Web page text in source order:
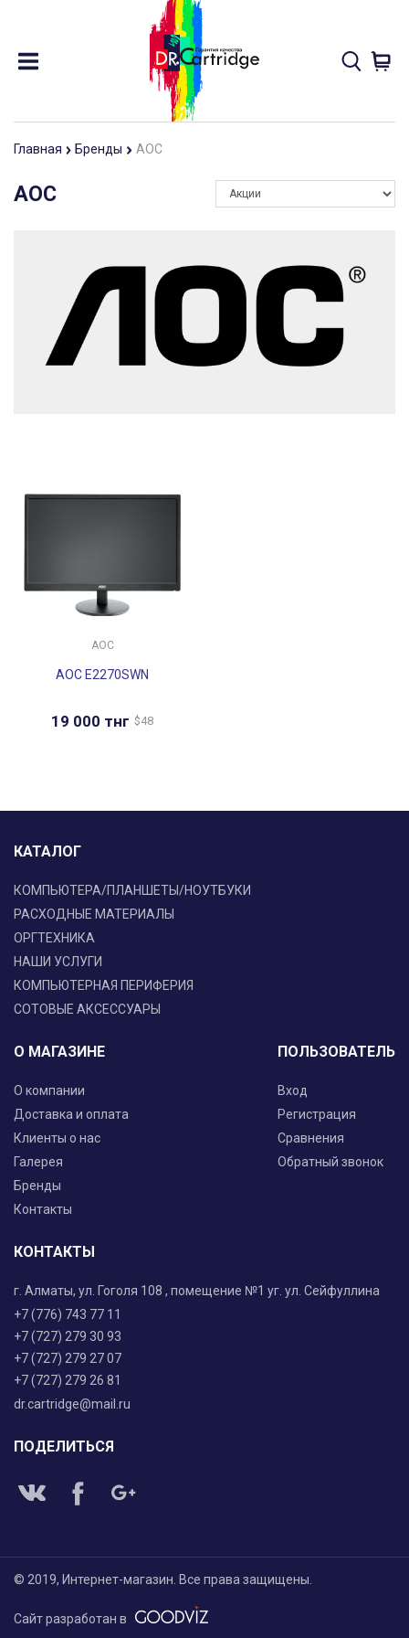
Главная Бренды AOC
AOC
AOC
AOC E2270SWN
19 000 тнг $48
КАТАЛОГ
КОМПЬЮТЕРА/ПЛАНШЕТЫ/НОУТБУКИ
РАСХОДНЫЕ МАТЕРИАЛЫ
ОРГТЕХНИКА
НАШИ УСЛУГИ
КОМПЬЮТЕРНАЯ ПЕРИФЕРИЯ
СОТОВЫЕ АКСЕССУАРЫ
О МАГАЗИНЕ
О компании
Доставка и оплата
Клиенты о нас
Галерея
Бренды
Контакты
ПОЛЬЗОВАТЕЛЬ
Вход
Регистрация
Сравнения
Обратный звонок
КОНТАКТЫ
г. Алматы, ул. Гоголя 108 , помещение №1 уг. ул. Сейфуллина
+7 (776) 743 77 11
+7 (727) 279 30 93
+7 (727) 279 27 07
+7 (727) 279 26 81
dr.cartridge@mail.ru
ПОДЕЛИТЬСЯ
© 2019, Интернет-магазин. Все права защищены.
Сайт разработан в